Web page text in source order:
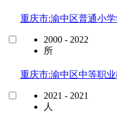
重庆市:渝中区普通小
2000 - 2022
所
重庆市:渝中区中等职
2021 - 2021
人